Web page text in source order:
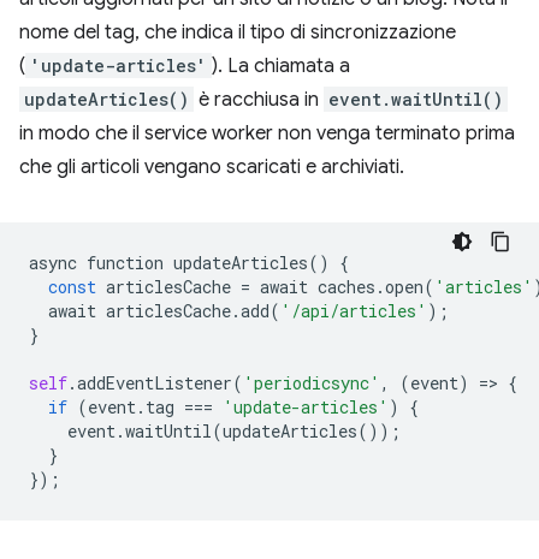
nome del tag, che indica il tipo di sincronizzazione
( 'update-articles' ). La chiamata a
updateArticles() è racchiusa in event.waitUntil()
in modo che il service worker non venga terminato prima
che gli articoli vengano scaricati e archiviati.
async function updateArticles()
{
const articlesCache = await caches .open( 'articles'
await articlesCache.add( '/api/articles' );
}
self.addEventListener( 'periodicsync' , (event) => {
if (event. tag === 'update-articles' )
{
event.waitUntil(updateArticles());
}
});